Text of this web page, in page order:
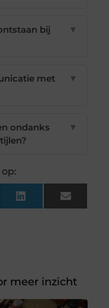
bij
▼
met
▼
ondanks
▼
LinkedIn Email
meer inzicht